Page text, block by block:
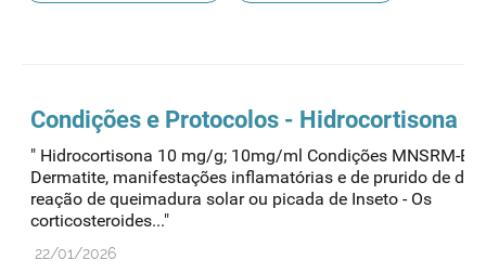
Condições e Protocolos - Hidrocortisona
" Hidrocortisona 10 mg/g; 10mg/ml Condições MNSRM-EF
Dermatite, manifestações inflamatórias e de prurido de
reação de queimadura solar ou picada de Inseto - Os
corticosteroides..."
22/01/2026